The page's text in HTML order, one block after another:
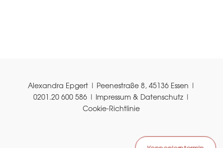
Alexandra Epgert | Peenestraße 8, 45136 Essen |
0201.20 600 586 | Impressum & Datenschutz|
Cookie-Richtlinie